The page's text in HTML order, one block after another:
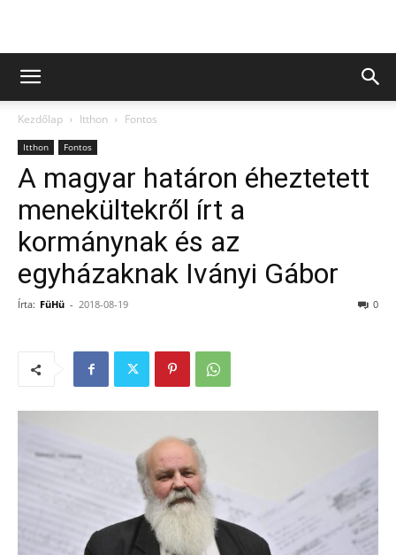
Kezdőlap Itthon Fontos
Itthon Fontos
A magyar határon éheztetett
menekültekről írt a
kormánynak és az
egyházaknak Iványi Gábor
Írta: FüHü - 2018-08-19 0